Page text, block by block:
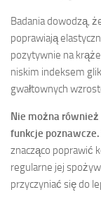
Badania dowodzą,
poprawiają
pozytywnie na
niskim indeksem
gwałtownych
Nie można również
funkcje poznawcze.
znacząco poprawić
regularne jej
przyczyniać się do